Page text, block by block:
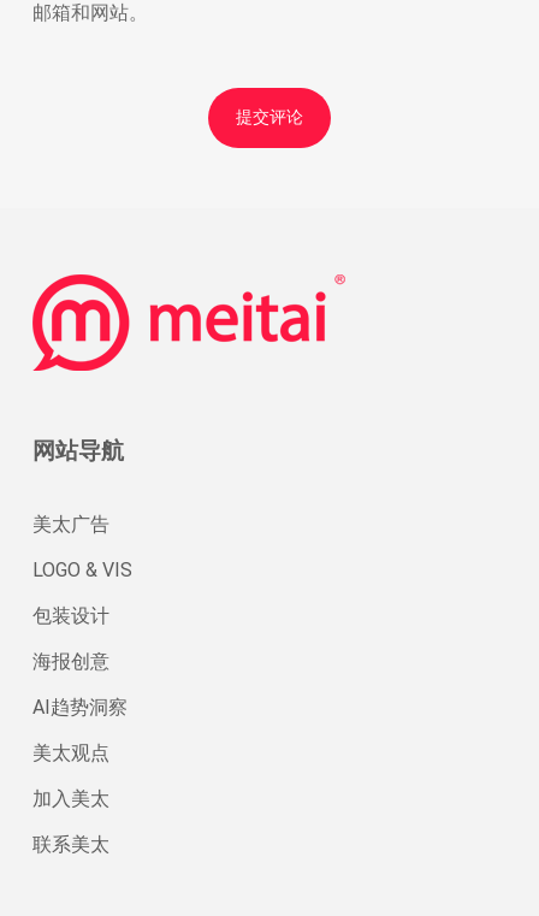
邮箱和网站。
网站导航
美太广告
LOGO & VIS
包装设计
海报创意
AI趋势洞察
美太观点
加入美太
联系美太